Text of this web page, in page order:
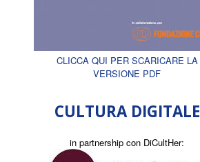
CLICCA QUI PER SCARICARE LA
VERSIONE PDF
CULTURA DIGITALE
in partnership con DiCultHer: